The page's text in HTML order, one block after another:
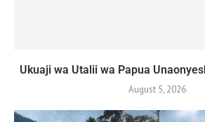
Ukuaji wa Utalii wa Papua
August 5, 2026